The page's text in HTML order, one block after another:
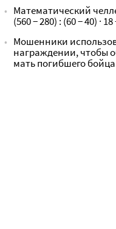
Математический
(560 − 280) : (60 − 40) ·
Мошенники
награждении, чтобы
мать погибшего